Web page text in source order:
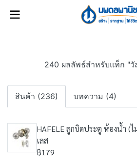
240 ผลลัพธ์สำหรับแท็ก "วั
สินค้า (236) บทความ (4)
HAFELE ลูกบิดประตู ห้องน้ำ
เลส
฿179